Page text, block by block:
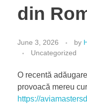
din
June 3, 2026 by
Uncategorized
O recentă
provoacă mereu
https://